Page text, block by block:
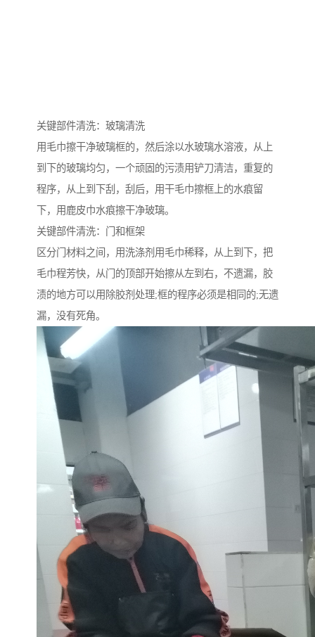
关键部件清洗：玻璃清洗
用毛巾擦干净玻璃框的，然后涂以水玻璃水溶液，从上
到下的玻璃均匀，一个顽固的污渍用铲刀清洁，重复的
程序，从上到下刮，刮后，用干毛巾擦框上的水痕留
下，用鹿皮巾水痕擦干净玻璃。
关键部件清洗：门和框架
区分门材料之间，用洗涤剂用毛巾稀释，从上到下，把
毛巾程芳快，从门的顶部开始擦从左到右，不遗漏，胶
渍的地方可以用除胶剂处理;框的程序必须是相同的;无遗
漏，没有死角。